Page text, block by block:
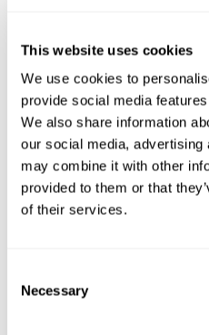
This website uses cookies
We use cookies to
provide social media
We also share information
our social media,
may combine it with other
provided to them or that
of their services.
Selection
Necessary
De gebruiker moet ''out of the
snel mogelijk inschatten om de
voor op één van CogniFit's meest
obstakels en uitdagingen.
Hoe verbetert het
Escape" mijn
vaardigheden?
CogniFit's Ant Escape helpt bij